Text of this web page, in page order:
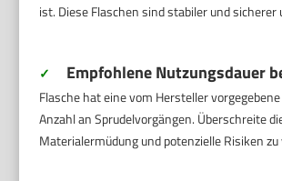
ist. Diese Flaschen sind stabiler und sicherer
✓ Empfohlene Nutzungsdauer
Flasche hat eine vom Hersteller
Anzahl an Sprudelvorgängen. Überschreite
Materialermüdung und potenzielle Risiken